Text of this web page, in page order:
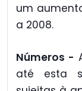
um
a 2008.
Números -
até esta